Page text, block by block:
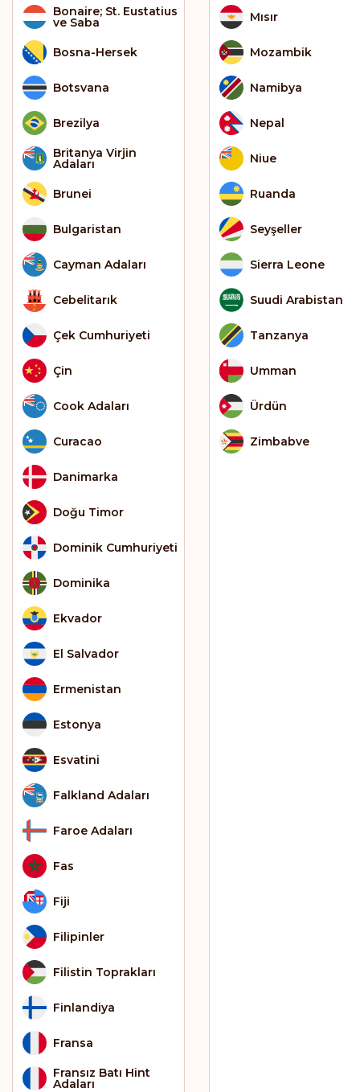
Bonaire; St. Eustatius
ve Saba
Bosna-Hersek
Botsvana
Brezilya
Britanya Virjin
Adaları
Brunei
Bulgaristan
Cayman Adaları
Cebelitarık
Çek Cumhuriyeti
Çin
Cook Adaları
Curacao
Danimarka
Doğu Timor
Dominik Cumhuriyeti
Dominika
Ekvador
El Salvador
Ermenistan
Estonya
Esvatini
Falkland Adaları
Faroe Adaları
Fas
Fiji
Filipinler
Filistin Toprakları
Finlandiya
Fransa
Fransız Batı Hint
Adaları
Mısır
Mozambik
Namibya
Nepal
Niue
Ruanda
Seyşeller
Sierra Leone
Suudi Arabistan
Tanzanya
Umman
Ürdün
Zimbabve